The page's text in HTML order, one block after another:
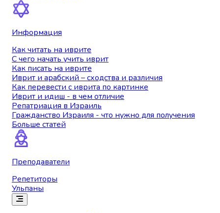
Информация
Как читать на иврите
С чего начать учить иврит
Как писать на иврите
Иврит и арабский – сходства и различия
Как перевести с иврита по картинке
Иврит и идиш - в чем отличие
Репатриация в Израиль
Гражданство Израиля - что нужно для получения
Больше статей
Преподаватели
Репетиторы
Ульпаны